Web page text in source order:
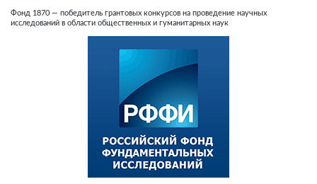
Фонд 1870 — победитель грантовых конкурсов на проведение научных
исследований в области общественных и гуманитарных наук